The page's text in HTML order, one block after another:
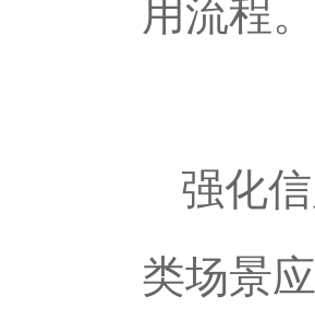
用流程。
强化
类场景